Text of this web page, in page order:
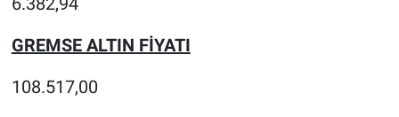
GREMSE ALTIN FİYATI
108.517,00